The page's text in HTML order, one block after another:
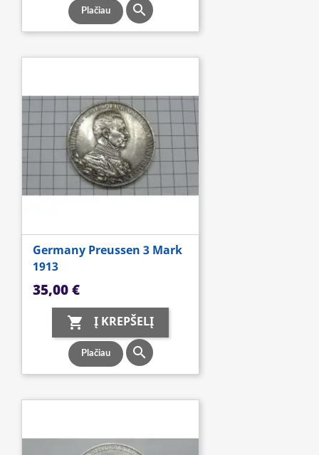
Plačiau 
Germany Preussen 3 Mark
1913
Kaina
35,00 €
 Į KREPŠELĮ
Plačiau 